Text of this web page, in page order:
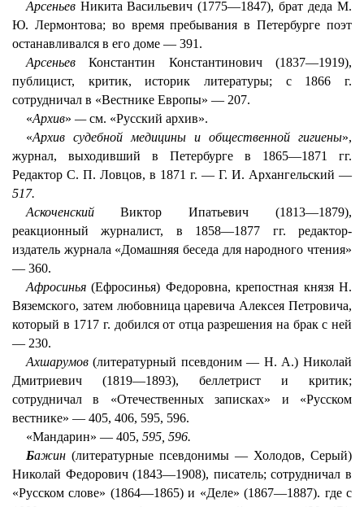
Арсеньев Никита Васильевич (1775—1847), брат деда М.
Ю. Лермонтова; во время пребывания в Петербурге поэт
останавливался в его доме — 391.
АрсеньевКонстантин Константинович (1837—1919),
публицист, критик, историк литературы; с 1866 г.
сотрудничал в «Вестнике Европы» — 207.
«Архив» —см. «Русский архив».
«Архив судебной медицины и общественной гигиены»,
журнал, выходивший в Петербурге в 1865—1871 гг.
Редактор С. П. Ловцов, в 1871 г. — Г. И. Архангельский —
517.
АскоченскийВиктор Ипатьевич (1813—1879),
реакционный журналист, в 1858—1877 гг. редактор-
издатель журнала «Домашняя беседа для народного чтения»
— 360.
Афросинья(Ефросинья) Федоровна, крепостная князя Н.
Вяземского, затем любовница царевича Алексея Петровича,
который в 1717 г. добился от отца разрешения на брак с ней
— 230.
Ахшарумов(литературный псевдоним — Н. А.) Николай
Дмитриевич (1819—1893), беллетрист и критик;
сотрудничал в «Отечественных записках» и «Русском
вестнике» — 405, 406, 595, 596.
«Мандарин» — 405, 595, 596.
Бажин (литературные псевдонимы — Холодов, Серый)
Николай Федорович (1843—1908), писатель; сотрудничал в
«Русском слове» (1864—1865) и «Деле» (1867—1887). где с